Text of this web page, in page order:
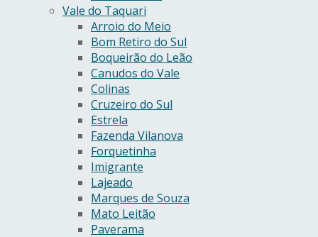
Vale do Taquari
Arroio do Meio
Bom Retiro do Sul
Boqueirão do Leão
Canudos do Vale
Colinas
Cruzeiro do Sul
Estrela
Fazenda Vilanova
Forquetinha
Imigrante
Lajeado
Marques de Souza
Mato Leitão
Paverama